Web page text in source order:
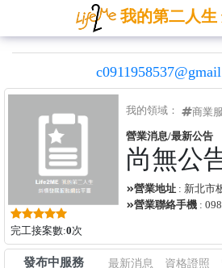
我的第二人生
完工接案數:0次
我的領域： 商業
營業消息/最新公告
尚無公
營業地址 : 新北市
營業聯絡手機 :
發布中服務 最新消息 資格證照